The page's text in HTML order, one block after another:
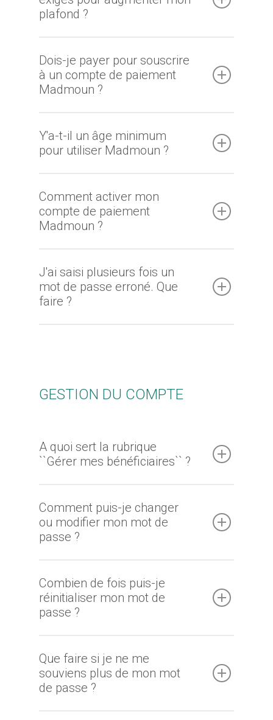
plafond ?
Dois-je payer pour souscrire
à un compte de paiement
Madmoun ?
Y'a-t-il un âge minimum
pour utiliser Madmoun ?
Comment activer mon
compte de paiement
Madmoun ?
J'ai saisi plusieurs fois un
mot de passe erroné. Que
faire ?
GESTION DU COMPTE
A quoi sert la rubrique
``Gérer mes bénéficiaires`` ?
Comment puis-je changer
ou modifier mon mot de
passe ?
Combien de fois puis-je
réinitialiser mon mot de
passe ?
Que faire si je ne me
souviens plus de mon mot
de passe ?